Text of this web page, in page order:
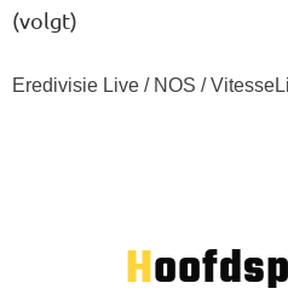
(volgt)
Eredivisie Live / NOS /